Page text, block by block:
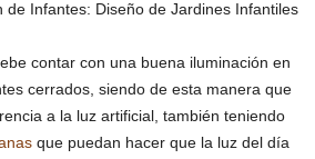
contar con una buena iluminación en
cerrados, siendo de esta manera que
a la luz artificial, también teniendo
que puedan hacer que la luz del día